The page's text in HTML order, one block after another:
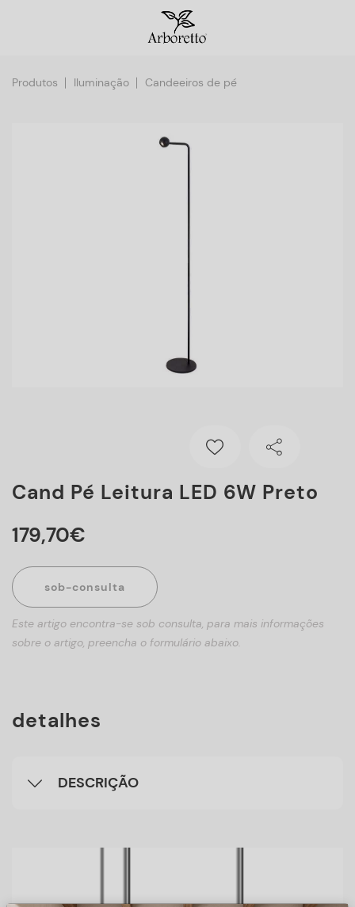
Produtos Iluminação Candeeiros de pé
Cand Pé Leitura LED 6W Preto
179,70€
sob-consulta
Este artigo encontra-se sob consulta, para mais informações
sobre o artigo, preencha o formulário abaixo.
detalhes
DESCRIÇÃO